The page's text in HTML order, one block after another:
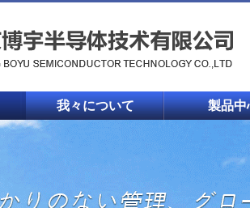
我々について 製品中